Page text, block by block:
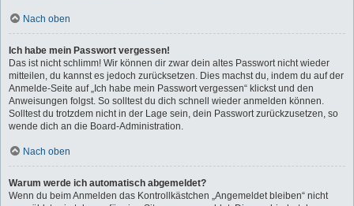
Nach oben
Ich habe mein Passwort vergessen!
Das ist nicht schlimm! Wir können dir zwar dein altes Passwort nicht wieder
mitteilen, du kannst es jedoch zurücksetzen. Dies machst du, indem du auf der
Anmelde-Seite auf „Ich habe mein Passwort vergessen“ klickst und den
Anweisungen folgst. So solltest du dich schnell wieder anmelden können.
Solltest du trotzdem nicht in der Lage sein, dein Passwort zurückzusetzen, so
wende dich an die Board-Administration.
Nach oben
Warum werde ich automatisch abgemeldet?
Wenn du beim Anmelden das Kontrollkästchen „Angemeldet bleiben“ nicht